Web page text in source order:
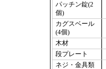
パッチン錠(2
個)
カグスベール
(4個)
木材
段プレート
ネジ・金具類